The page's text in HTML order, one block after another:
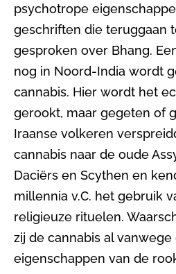
psychotrope
geschriften die teruggaan
gesproken over Bhang.
nog in Noord-India wordt
cannabis. Hier wordt het
gerookt, maar gegeten of
Iraanse volkeren
cannabis naar de oude
Daciërs en Scythen en
millennia v.C. het gebruik
religieuze rituelen.
zij de cannabis al
eigenschappen van de